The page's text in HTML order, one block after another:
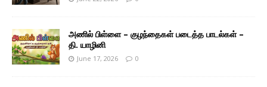
அணில் பிள்ளை – குழந்தைகள் படைத்த பாடல்கள் –
தி. யாழினி
June 17, 2026 0